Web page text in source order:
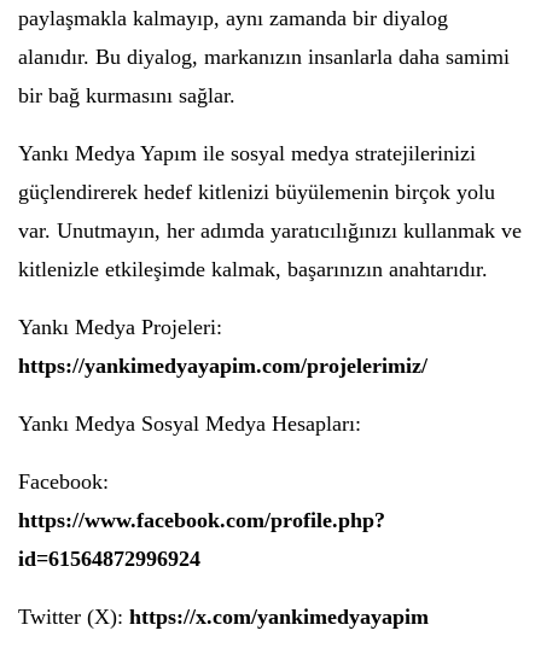
paylaşmakla kalmayıp, aynı zamanda bir diyalog
alanıdır. Bu diyalog, markanızın insanlarla daha samimi
bir bağ kurmasını sağlar.
Yankı Medya Yapım ile sosyal medya stratejilerinizi
güçlendirerek hedef kitlenizi büyülemenin birçok yolu
var. Unutmayın, her adımda yaratıcılığınızı kullanmak ve
kitlenizle etkileşimde kalmak, başarınızın anahtarıdır.
Yankı Medya Projeleri:
https://yankimedyayapim.com/projelerimiz/
Yankı Medya Sosyal Medya Hesapları:
Facebook:
https://www.facebook.com/profile.php?
id=61564872996924
Twitter (X): https://x.com/yankimedyayapim